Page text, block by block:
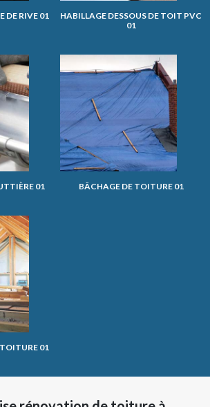
DE RIVE 01
HABILLAGE DESSOUS DE TOIT PVC
01
01 BÂCHAGE DE TOITURE 01
01